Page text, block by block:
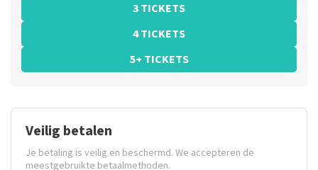
3 TICKETS
4 TICKETS
5+ TICKETS
Veilig betalen
Je betaling is veilig en beschermd. We accepteren de
meestgebruikte betaalmethoden.